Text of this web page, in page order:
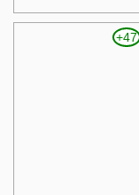
+47